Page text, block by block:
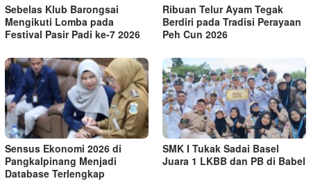
Sebelas Klub Barongsai
Mengikuti Lomba pada
Festival Pasir Padi ke-7 2026
Ribuan Telur Ayam Tegak
Berdiri pada Tradisi Perayaan
Peh Cun 2026
Sensus Ekonomi 2026 di
Pangkalpinang Menjadi
Database Terlengkap
SMK I Tukak Sadai Basel
Juara 1 LKBB dan PB di Babel